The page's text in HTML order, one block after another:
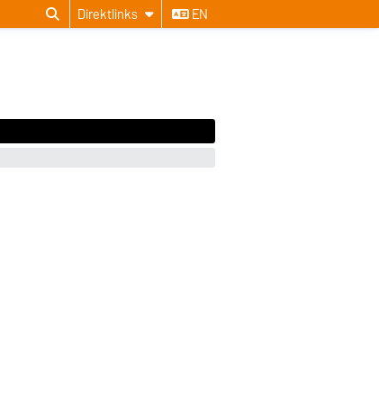
Direktlinks EN